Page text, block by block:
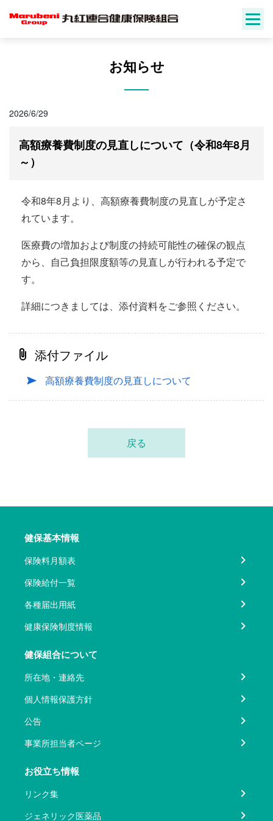
お知らせ
2026/6/29
高額療養費制度の見直しについて（令和8年8月
～）
令和8年8月より、高額療養費制度の見直しが予定さ
れています。
医療費の増加および制度の持続可能性の確保の観点
から、自己負担限度額等の見直しが行われる予定で
す。
詳細につきましては、添付資料をご参照ください。
添付ファイル
高額療養費制度の見直しについて
戻る
健保基本情報
保険料月額表
保険給付一覧
各種届出用紙
健康保険制度情報
健保組合について
所在地・連絡先
個人情報保護方針
公告
事業所担当者ページ
お役立ち情報
リンク集
ジェネリック医薬品